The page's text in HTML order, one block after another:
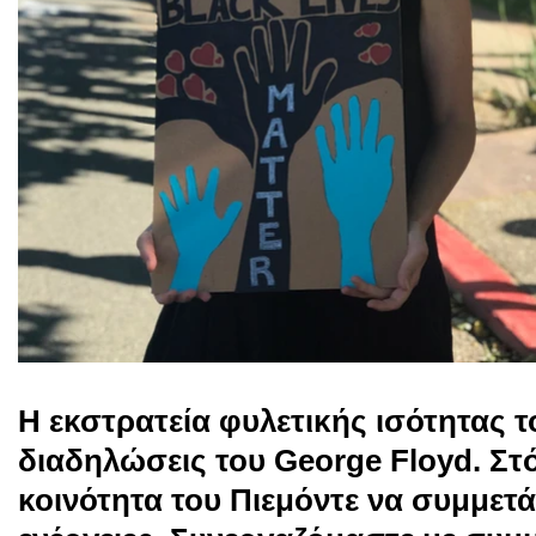
Η εκστρατεία φυλετικής ισότητας
διαδηλώσεις του George Floyd.
κοινότητα του Πιεμόντε να